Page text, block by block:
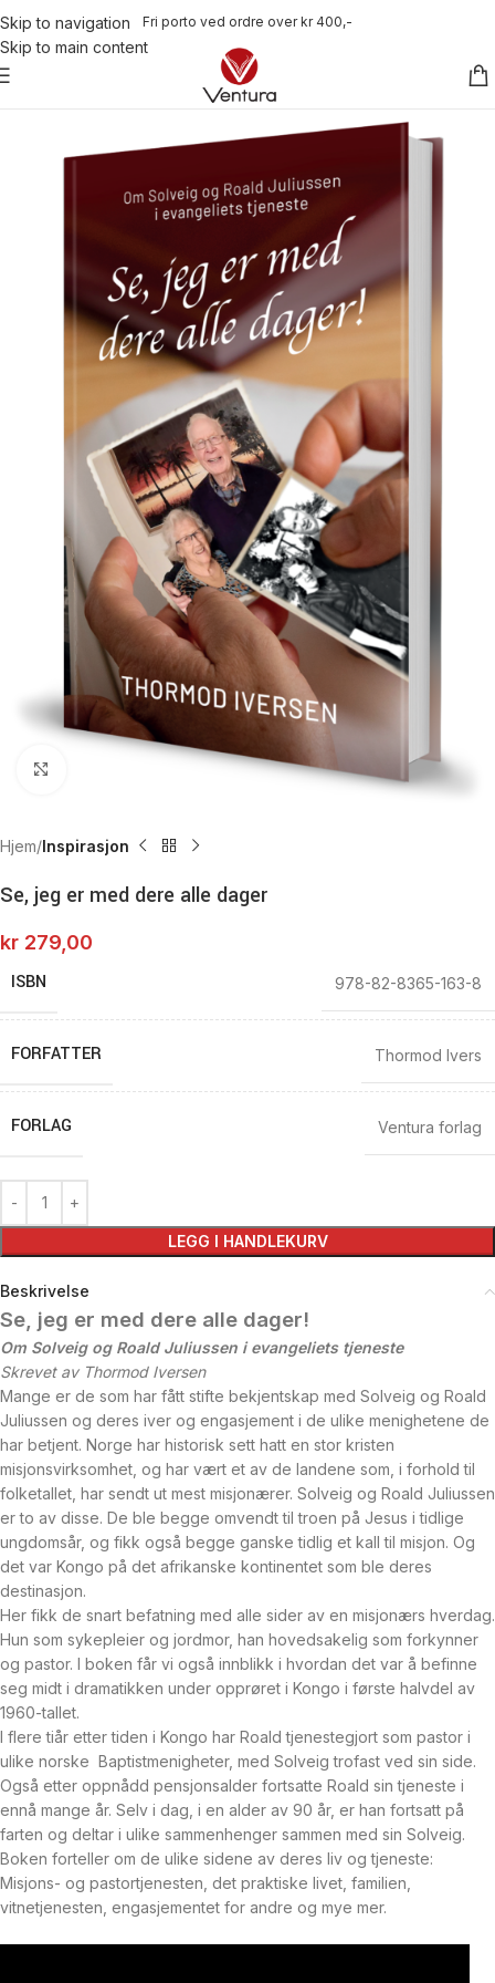
Skip to navigation
Skip to main content
Fri porto ved ordre over kr 400,-
Hjem Inspirasjon
Se, jeg er med dere alle dager
kr 279,00
ISBN 978-82-8365-163-8
FORFATTER Thormod Ivers
FORLAG Ventura forlag
LEGG I HANDLEKURV
Beskrivelse
Se, jeg er med dere alle dager!
Om Solveig og Roald Juliussen i evangeliets tjeneste
Skrevet av Thormod Iversen
Mange er de som har fått stifte bekjentskap med Solveig og Roald
Juliussen og deres iver og engasjement i de ulike menighetene de
har betjent. Norge har historisk sett hatt en stor kristen
misjonsvirksomhet, og har vært et av de landene som, i forhold til
folketallet, har sendt ut mest misjonærer. Solveig og Roald Juliussen
er to av disse. De ble begge omvendt til troen på Jesus i tidlige
ungdomsår, og fikk også begge ganske tidlig et kall til misjon. Og
det var Kongo på det afrikanske kontinentet som ble deres
destinasjon.
Her fikk de snart befatning med alle sider av en misjonærs hverdag.
Hun som sykepleier og jordmor, han hovedsakelig som forkynner
og pastor. I boken får vi også innblikk i hvordan det var å befinne
seg midt i dramatikken under opprøret i Kongo i første halvdel av
1960-tallet.
I flere tiår etter tiden i Kongo har Roald tjenestegjort som pastor i
ulike norske Baptistmenigheter, med Solveig trofast ved sin side.
Også etter oppnådd pensjonsalder fortsatte Roald sin tjeneste i
ennå mange år. Selv i dag, i en alder av 90 år, er han fortsatt på
farten og deltar i ulike sammenhenger sammen med sin Solveig.
Boken forteller om de ulike sidene av deres liv og tjeneste:
Misjons- og pastortjenesten, det praktiske livet, familien,
vitnetjenesten, engasjementet for andre og mye mer.